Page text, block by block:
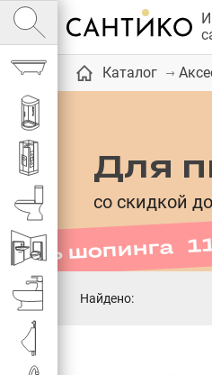
Ванны
Душевые
Унитазы
Инсталляции
Биде
Каталог
День Для
со скидкой до
Найдено: